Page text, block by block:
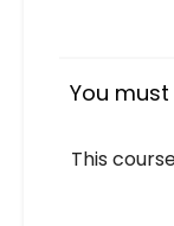
You
This